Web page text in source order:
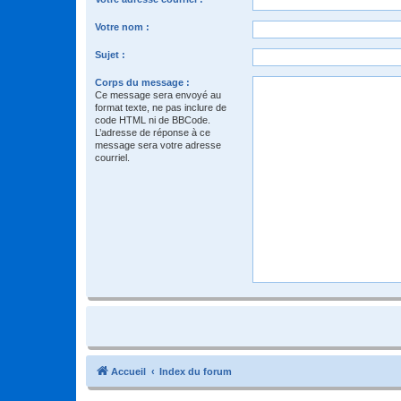
Votre nom :
Sujet :
Corps du message :
Ce message sera envoyé au
format texte, ne pas inclure de
code HTML ni de BBCode.
L’adresse de réponse à ce
message sera votre adresse
courriel.
Accueil Index du forum